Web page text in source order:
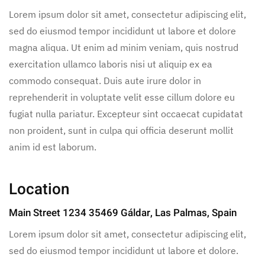
Lorem ipsum dolor sit amet, consectetur adipiscing elit,
sed do eiusmod tempor incididunt ut labore et dolore
magna aliqua. Ut enim ad minim veniam, quis nostrud
exercitation ullamco laboris nisi ut aliquip ex ea
commodo consequat. Duis aute irure dolor in
reprehenderit in voluptate velit esse cillum dolore eu
fugiat nulla pariatur. Excepteur sint occaecat cupidatat
non proident, sunt in culpa qui officia deserunt mollit
anim id est laborum.
Location
Main Street 1234 35469 Gáldar, Las Palmas, Spain
Lorem ipsum dolor sit amet, consectetur adipiscing elit,
sed do eiusmod tempor incididunt ut labore et dolore.